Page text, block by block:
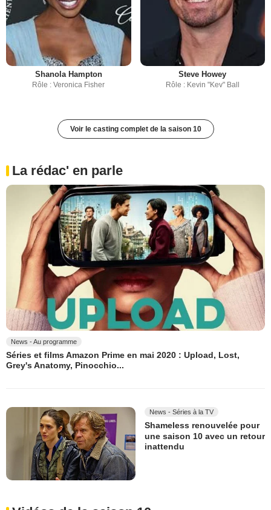
Shanola Hampton
Rôle : Veronica Fisher
Steve Howey
Rôle : Kevin "Kev" Ball
Voir le casting complet de la saison 10
La rédac' en parle
News - Au programme
Séries et films Amazon Prime en mai 2020 : Upload, Lost,
Grey's Anatomy, Pinocchio...
News - Séries à la TV
Shameless renouvelée pour
une saison 10 avec un retour
inattendu